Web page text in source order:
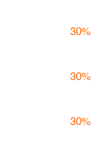
30%
30%
30%